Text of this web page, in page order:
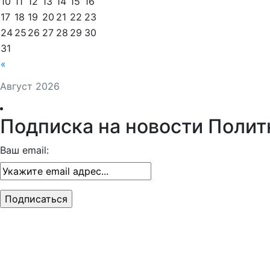
Август 2026
«
17 18 19 20 21 22 23
24 25 26 27 28 29 30
31
Подписка на новости
Ваш email: